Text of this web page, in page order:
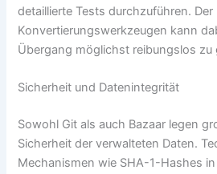
detaillierte Tests durchzuführen.
Konvertierungswerkzeugen kann
Übergang möglichst reibungslos zu
Sicherheit und Datenintegrität
Sowohl Git als auch Bazaar legen
Sicherheit der verwalteten Daten.
Mechanismen wie SHA-1-Hashes